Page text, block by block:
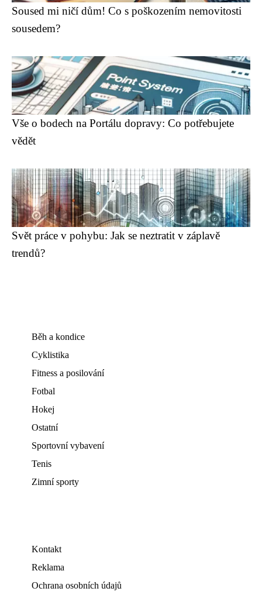
Soused mi ničí dům! Co s poškozením nemovitosti
sousedem?
Vše o bodech na Portálu dopravy: Co potřebujete
vědět
Svět práce v pohybu: Jak se neztratit v záplavě
trendů?
Běh a kondice
Cyklistika
Fitness a posilování
Fotbal
Hokej
Ostatní
Sportovní vybavení
Tenis
Zimní sporty
Kontakt
Reklama
Ochrana osobních údajů